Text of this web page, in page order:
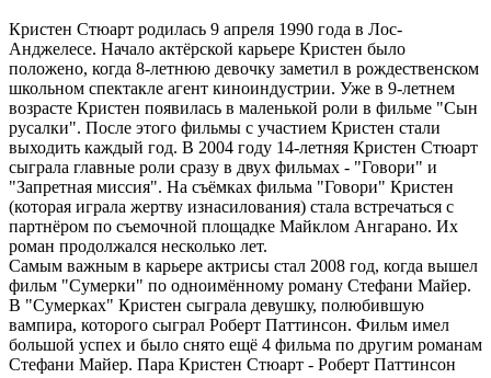
Кристен Стюарт родилась 9 апреля 1990 года в Лос-
Анджелесе. Начало актёрской карьере Кристен было
положено, когда 8-летнюю девочку заметил в рождественском
школьном спектакле агент киноиндустрии. Уже в 9-летнем
возрасте Кристен появилась в маленькой роли в фильме "Сын
русалки". После этого фильмы с участием Кристен стали
выходить каждый год. В 2004 году 14-летняя Кристен Стюарт
сыграла главные роли сразу в двух фильмах - "Говори" и
"Запретная миссия". На съёмках фильма "Говори" Кристен
(которая играла жертву изнасилования) стала встречаться с
партнёром по съемочной площадке Майклом Ангарано. Их
роман продолжался несколько лет.
Самым важным в карьере актрисы стал 2008 год, когда вышел
фильм "Сумерки" по одноимённому роману Стефани Майер.
В "Сумерках" Кристен сыграла девушку, полюбившую
вампира, которого сыграл Роберт Паттинсон. Фильм имел
большой успех и было снято ещё 4 фильма по другим романам
Стефани Майер. Пара Кристен Стюарт - Роберт Паттинсон